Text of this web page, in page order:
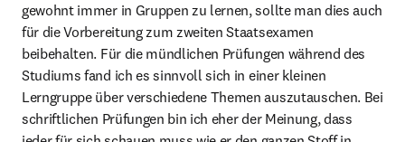
gewohnt immer in Gruppen zu lernen, sollte man dies auch
für die Vorbereitung zum zweiten Staatsexamen
beibehalten. Für die mündlichen Prüfungen während des
Studiums fand ich es sinnvoll sich in einer kleinen
Lerngruppe über verschiedene Themen auszutauschen. Bei
schriftlichen Prüfungen bin ich eher der Meinung, dass